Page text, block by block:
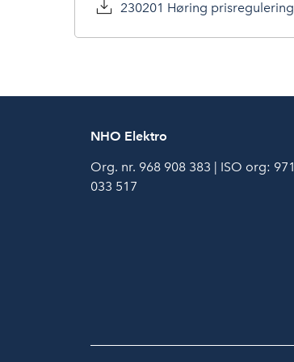
230201 Høring
NHO Elektro
Org. nr. 968 908 383 | ISO org: 971
033 517